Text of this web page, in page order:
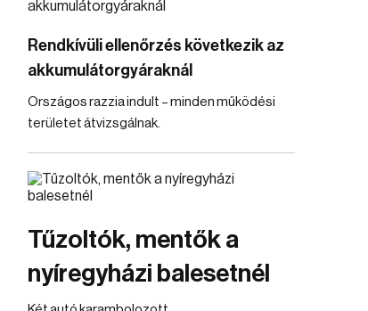
Rendkívüli ellenőrzés következik az
akkumulátorgyáraknál
Országos razzia indult – minden működési
területet átvizsgálnak.
Tűzoltók, mentők a
nyíregyházi balesetnél